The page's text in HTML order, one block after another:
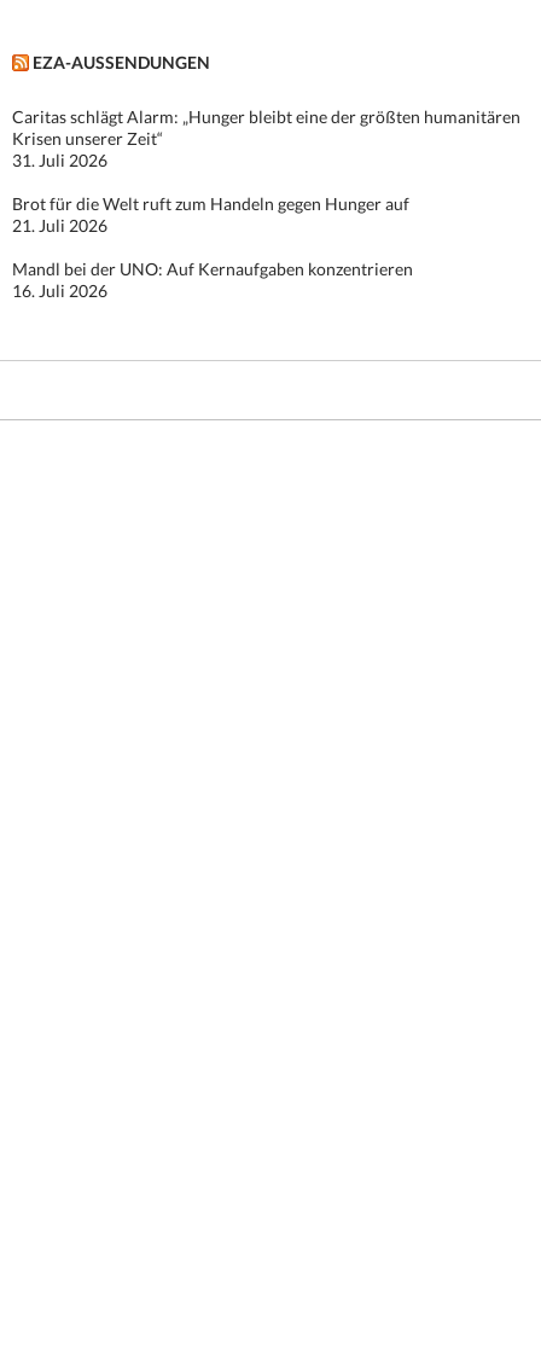
EZA-AUSSENDUNGEN
Caritas schlägt Alarm: „Hunger bleibt eine der größten humanitären
Krisen unserer Zeit“
31. Juli 2026
Brot für die Welt ruft zum Handeln gegen Hunger auf
21. Juli 2026
Mandl bei der UNO: Auf Kernaufgaben konzentrieren
16. Juli 2026